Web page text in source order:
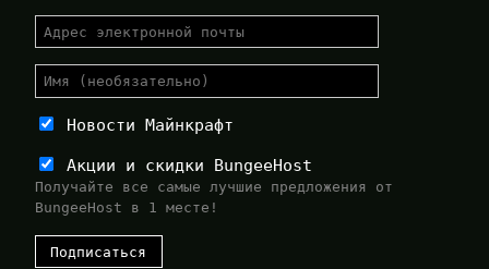
Новости Майнкрафт
Акции и скидки BungeeHost
Получайте все самые лучшие предложения от
BungeeHost в 1 месте!